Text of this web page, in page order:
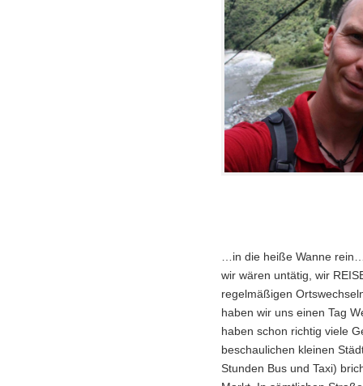
…in die heiße Wanne
wir wären untätig, wir
regelmäßigen
haben wir uns einen Tag
haben schon richtig viele
beschaulichen kleinen
Stunden Bus und Taxi)